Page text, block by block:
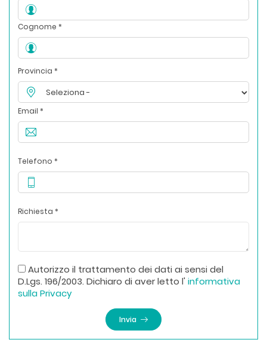
Cognome *
Provincia *
Email *
Telefono *
Richiesta *
Autorizzo il trattamento dei dati ai sensi del
D.Lgs. 196/2003. Dichiaro di aver letto l' informativa
sulla Privacy
Invia